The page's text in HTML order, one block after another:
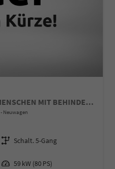
Selection ANGEBOT FÜR MENSCHEN MIT BEHINDERUNG AB 50%! LIEFERUNG KOSTENLOS! 1.0 MPI 80PS, LED-Scheinwerfer, M-Lederlenkrad, Nebelscheinwerfer, Parksensoren hinten, Sitzheizung, Tempomat, Klimaanlage, Infotainment 8", Fußmatten, 4fach elektr. Fensterheber
Neuwagen
Getriebe
Schalt. 5-Gang
59 kW (80 PS)